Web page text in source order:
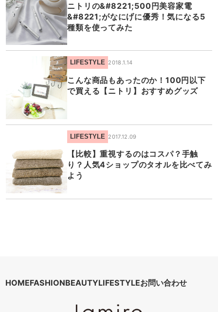
ニトリの&#8221;500円美容家電
&#8221;がなにげに優秀！気になる5
種類を使ってみた
LIFESTYLE 2018.1.14
こんな商品もあったのか！100円以下
で買える【ニトリ】おすすめグッズ
LIFESTYLE 2017.12.09
【比較】重視するのはコスパ？手触
り？人気4ショップのタオルを比べてみ
よう
HOMEFASHIONBEAUTYLIFESTYLEお問い合わせ